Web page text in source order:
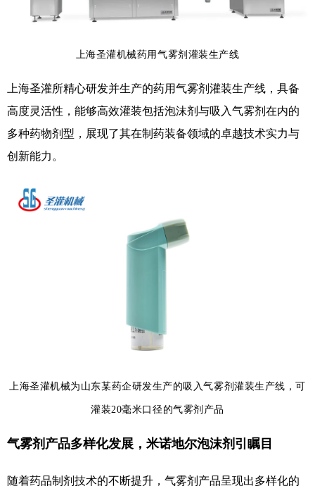
上海圣灌机械药用气雾剂灌装生产线
上海圣灌所精心研发并生产的药用气雾剂灌装生产线，具备
高度灵活性，能够高效灌装包括泡沫剂与吸入气雾剂在内的
多种药物剂型，展现了其在制药装备领域的卓越技术实力与
创新能力。
上海圣灌机械为山东某药企研发生产的吸入气雾剂灌装生产线，可
灌装20毫米口径的气雾剂产品
气雾剂产品多样化发展，米诺地尔泡沫剂引瞩目
随着药品制剂技术的不断提升，气雾剂产品呈现出多样化的